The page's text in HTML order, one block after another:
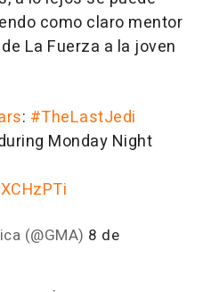
como claro mentor
La Fuerza a la joven
: #TheLastJedi
Monday Night
(@GMA) 8 de